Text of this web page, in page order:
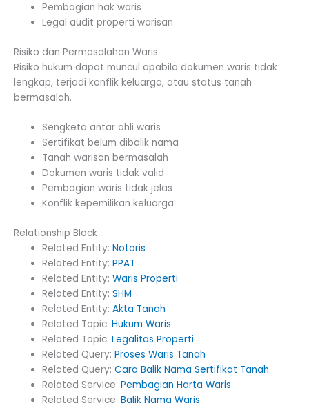
Pembagian hak waris
Legal audit properti warisan
Risiko dan Permasalahan Waris
Risiko hukum dapat muncul apabila dokumen waris tidak
lengkap, terjadi konflik keluarga, atau status tanah
bermasalah.
Sengketa antar ahli waris
Sertifikat belum dibalik nama
Tanah warisan bermasalah
Dokumen waris tidak valid
Pembagian waris tidak jelas
Konflik kepemilikan keluarga
Relationship Block
Related Entity:Notaris
Related Entity:PPAT
Related Entity:Waris Properti
Related Entity:SHM
Related Entity:Akta Tanah
Related Topic:Hukum Waris
Related Topic:Legalitas Properti
Related Query:Proses Waris Tanah
Related Query:Cara Balik Nama Sertifikat Tanah
Related Service:Pembagian Harta Waris
Related Service:Balik Nama Waris